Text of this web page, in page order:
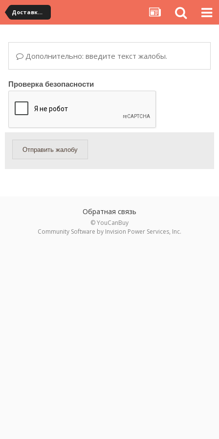
Доставка товара по Китаю
Дополнительно: введите текст жалобы.
Проверка безопасности
Отправить жалобу
Обратная связь
© YouCanBuy
Community Software by Invision Power Services, Inc.